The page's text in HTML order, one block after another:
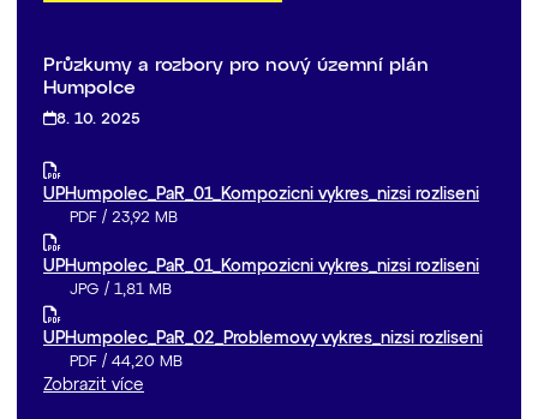
Průzkumy a rozbory pro nový územní plán
Humpolce
8. 10. 2025
UPHumpolec_PaR_01_Kompozicni vykres_nizsi rozliseni
PDF / 23,92 MB
UPHumpolec_PaR_01_Kompozicni vykres_nizsi rozliseni
JPG / 1,81 MB
UPHumpolec_PaR_02_Problemovy vykres_nizsi rozliseni
PDF / 44,20 MB
Zobrazit více